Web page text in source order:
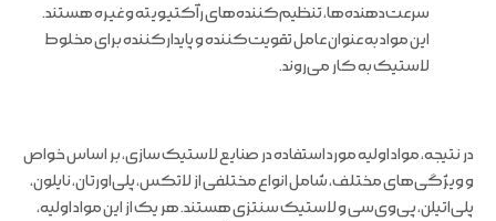
سرعت‌دهنده‌ها، تنظیم‌کننده‌های رآکتیویته و غیره هستند.
این مواد به عنوان عامل تقویت‌کننده و پایدارکننده برای مخلوط
لاستیک به کار می‌روند.
در نتیجه، مواد اولیه مورد استفاده در صنایع لاستیک سازی، بر اساس خواص
و ویژگی‌های مختلف، شامل انواع مختلفی از لاتکس، پلی‌اورتان، نایلون،
پلی‌اتیلن، پی‌وی‌سی و لاستیک سنتزی هستند. هر یک از این مواد اولیه،